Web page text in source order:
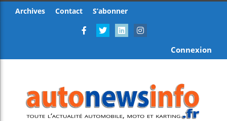
Archives Contact S’abonner
Connexion